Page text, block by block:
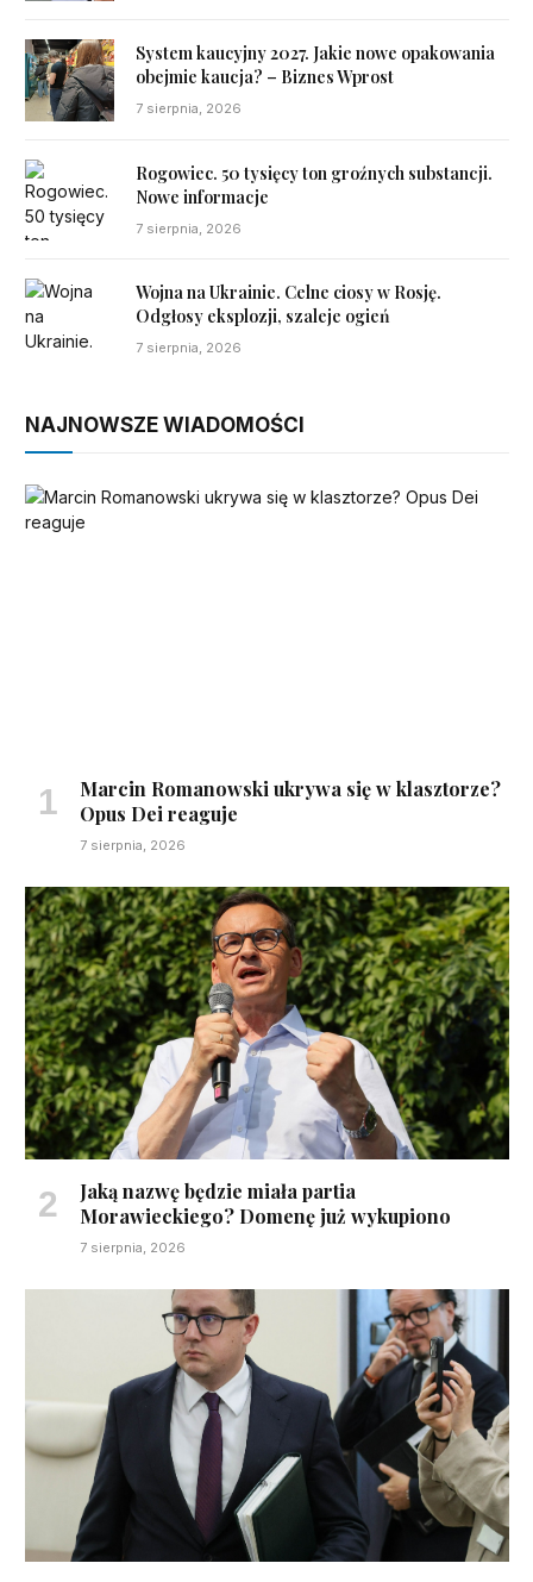
System kaucyjny 2027. Jakie nowe opakowania
obejmie kaucja? – Biznes Wprost
7 sierpnia, 2026
Rogowiec. 50 tysięcy ton groźnych substancji.
Nowe informacje
7 sierpnia, 2026
Wojna na Ukrainie. Celne ciosy w Rosję.
Odgłosy eksplozji, szaleje ogień
7 sierpnia, 2026
NAJNOWSZE WIADOMOŚCI
Marcin Romanowski ukrywa się w klasztorze?
Opus Dei reaguje
7 sierpnia, 2026
Jaką nazwę będzie miała partia
Morawieckiego? Domenę już wykupiono
7 sierpnia, 2026